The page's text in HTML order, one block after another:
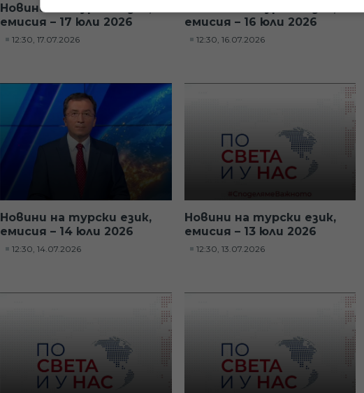
Новини на турски език,
емисия – 17 юли 2026
12:30, 17.07.2026
емисия – 16 юли 2026
12:30, 16.07.2026
Новини на турски език,
емисия – 14 юли 2026
12:30, 14.07.2026
Новини на турски език,
емисия – 13 юли 2026
12:30, 13.07.2026